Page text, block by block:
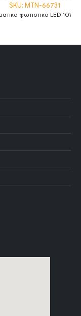
SKU: MTN-66731
Πρισματικό φωτιστικό LED 10W 2800K θερμό λευκό 30cm IP20 MTN-66731